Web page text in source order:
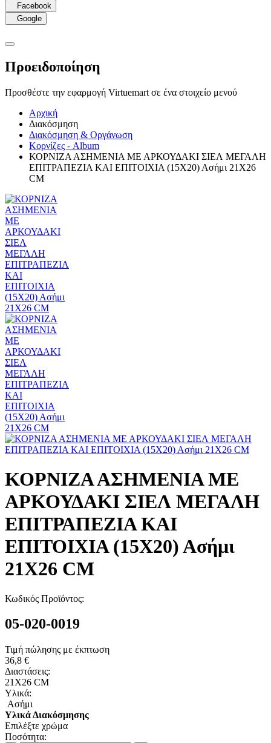
Facebook
Google
Προειδοποίηση
Προσθέστε την εφαρμογή Virtuemart σε ένα στοιχείο μενού
Αρχική
Διακόσμηση
Διακόσμηση & Οργάνωση
Κορνίζες - Album
ΚΟΡΝΙΖΑ ΑΣΗΜΕΝΙΑ ΜΕ ΑΡΚΟΥΔΑΚΙ ΣΙΕΛ ΜΕΓΑΛΗ
ΕΠΙΤΡΑΠΕΖΙΑ ΚΑΙ ΕΠΙΤΟΙΧΙΑ (15Χ20) Ασήμι 21Χ26
CM
ΚΟΡΝΙΖΑ ΑΣΗΜΕΝΙΑ ΜΕ
ΑΡΚΟΥΔΑΚΙ ΣΙΕΛ ΜΕΓΑΛΗ
ΕΠΙΤΡΑΠΕΖΙΑ ΚΑΙ
ΕΠΙΤΟΙΧΙΑ (15Χ20) Ασήμι
21Χ26 CM
Κωδικός Προϊόντος:
05-020-0019
Τιμή πώλησης με έκπτωση
36,8 €
Διαστάσεις:
21Χ26 CM
Υλικά:
Ασήμι
Υλικά Διακόσμησης
Επιλέξτε χρώμα
Ποσότητα: